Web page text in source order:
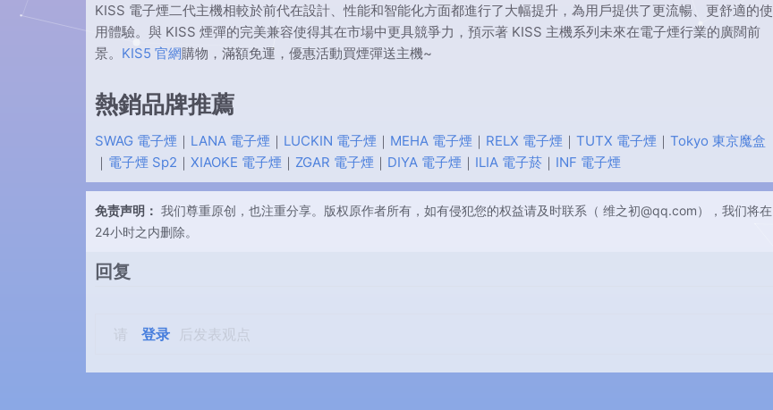
KISS 電子煙二代主機相較於前代在設計、性能和智能化方面都進行了大幅提升，為用戶提供了更流暢、更舒適的使
用體驗。與 KISS 煙彈的完美兼容使得其在市場中更具競爭力，預示著 KISS 主機系列未來在電子煙行業的廣闊前
景。 KIS5 官網購物，滿額免運，優惠活動買煙彈送主機~
熱銷品牌推薦
SWAG 電子煙 ｜ LANA 電子煙 ｜ LUCKIN 電子煙 ｜ MEHA 電子煙 ｜ RELX 電子煙 ｜ TUTX 電子煙 ｜ Tokyo 東京魔盒
｜ 電子煙 Sp2 ｜ XIAOKE 電子煙 ｜ ZGAR 電子煙 ｜ DIYA 電子煙 ｜ ILIA 電子菸 ｜ INF 電子煙
免责声明： 我们尊重原创，也注重分享。版权原作者所有，如有侵犯您的权益请及时联系（ 维之初@qq.com），我们将在
24小时之内删除。
回复
请 登录 后发表观点